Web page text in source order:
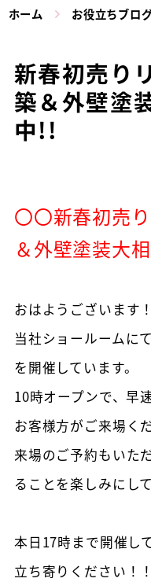
ホーム お役立ちブロ
新春初売り
築＆外壁塗
中!!
〇〇新春初売
＆外壁塗装大
おはようございます
当社ショールームに
を開催しています。
10時オープンで、早
お客様方がご来場く
来場のご予約もいた
ることを楽しみにし
本日17時まで開催し
立ち寄りください！！